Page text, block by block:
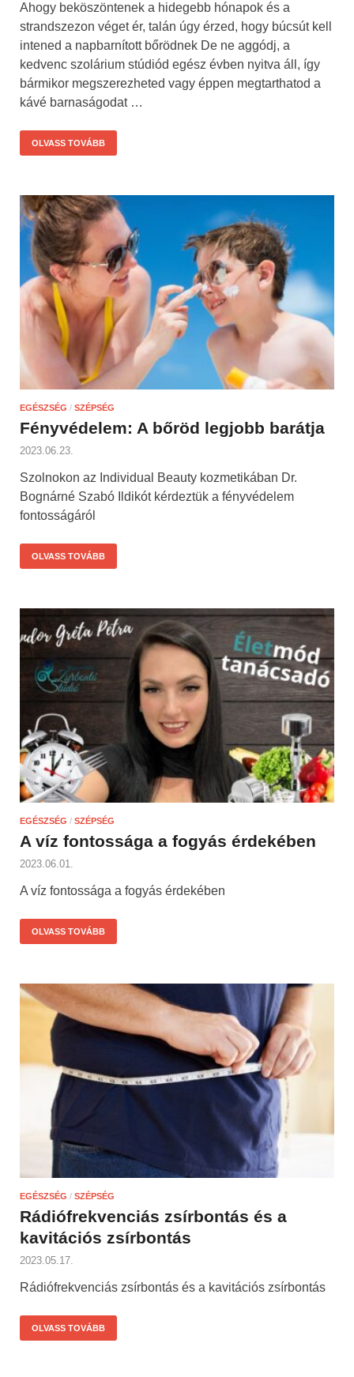
Ahogy beköszöntenek a hidegebb hónapok és a
strandszezon véget ér, talán úgy érzed, hogy búcsút kell
intened a napbarnított bőrödnek De ne aggódj, a
kedvenc szolárium stúdiód egész évben nyitva áll, így
bármikor megszerezheted vagy éppen megtarthatod a
kávé barnaságodat …
OLVASS TOVÁBB
EGÉSZSÉG / SZÉPSÉG
Fényvédelem: A bőröd legjobb barátja
2023.06.23.
Szolnokon az Individual Beauty kozmetikában Dr.
Bognárné Szabó Ildikót kérdeztük a fényvédelem
fontosságáról
OLVASS TOVÁBB
EGÉSZSÉG / SZÉPSÉG
A víz fontossága a fogyás érdekében
2023.06.01.
A víz fontossága a fogyás érdekében
OLVASS TOVÁBB
EGÉSZSÉG / SZÉPSÉG
Rádiófrekvenciás zsírbontás és a
kavitációs zsírbontás
2023.05.17.
Rádiófrekvenciás zsírbontás és a kavitációs zsírbontás
OLVASS TOVÁBB